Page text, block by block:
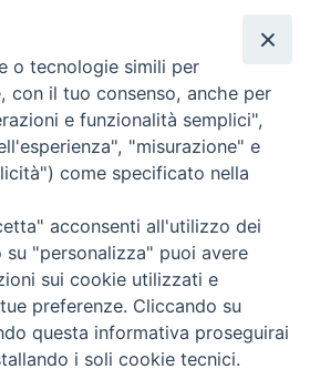
- Tutti i diritti riservati - Vita
Torna
o tecnologie simili per
con il tuo consenso, anche per
e funzionalità semplici",
"misurazione" e
come specificato nella
acconsenti all'utilizzo dei
"personalizza" puoi avere
sui cookie utilizzati e
preferenze. Cliccando su
questa informativa proseguirai
i soli cookie tecnici.